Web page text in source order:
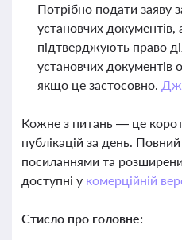
Потрібно подати заяву
установчих
підтверджують право
установчих документів
якщо це застосовно.
Кожне з питань — це
публікацій за день.
посиланнями та
доступні у комерційній
Стисло про головне: